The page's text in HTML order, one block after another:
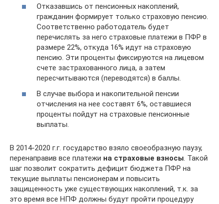
Отказавшись от пенсионных накоплений,
гражданин формирует только страховую пенсию.
Соответственно работодатель будет
перечислять за него страховые платежи в ПФР в
размере 22%, откуда 16% идут на страховую
пенсию. Эти проценты фиксируются на лицевом
счете застрахованного лица, а затем
пересчитываются (переводятся) в баллы.
В случае выбора и накопительной пенсии
отчисления на нее составят 6%, оставшиеся
проценты пойдут на страховые пенсионные
выплаты.
В 2014-2020 г.г. государство взяло своеобразную паузу,
перенаправив все платежи на страховые взносы . Такой
шаг позволит сократить дефицит бюджета ПФР на
текущие выплаты пенсионерам и повысить
защищенность уже существующих накоплений, т.к. за
это время все НПФ должны будут пройти процедуру